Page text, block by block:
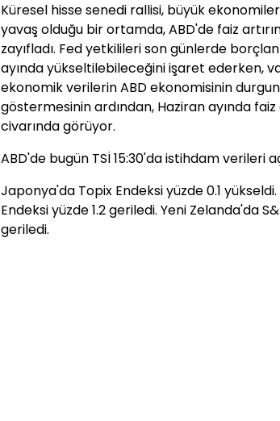
Küresel hisse senedi rallisi, büyük
yavaş olduğu bir ortamda, ABD'de faiz
zayıfladı. Fed yetkilileri son günlerde
ayında yükseltilebileceğini işaret ederken,
ekonomik verilerin ABD ekonomisinin
göstermesinin ardından, Haziran ayında faiz
civarında görüyor.
ABD'de bugün TSİ 15:30'da istihdam verileri
Japonya'da Topix Endeksi yüzde 0.1
Endeksi yüzde 1.2 geriledi. Yeni Zelanda'da
geriledi.